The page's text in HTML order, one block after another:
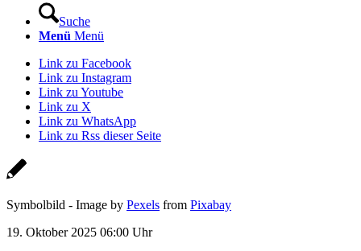
Suche
Menü Menü
Link zu Facebook
Link zu Instagram
Link zu Youtube
Link zu X
Link zu WhatsApp
Link zu Rss dieser Seite
Symbolbild - Image by Pexels from Pixabay
19. Oktober 2025 06:00 Uhr